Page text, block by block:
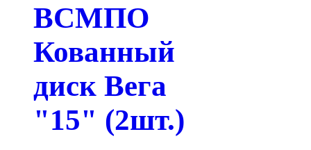
ВСМПО
Кованный
диск Вега
"15" (2шт.)